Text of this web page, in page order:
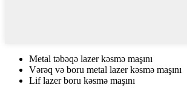
Metal təbəqə lazer kəsmə maşını
Vərəq və boru metal lazer kəsmə maşını
Lif lazer boru kəsmə maşını